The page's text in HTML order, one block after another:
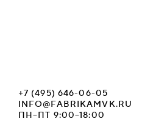
+7 (495) 646-06-05
INFO@FABRIKAMVK.RU
ПН–ПТ 9:00–18:00